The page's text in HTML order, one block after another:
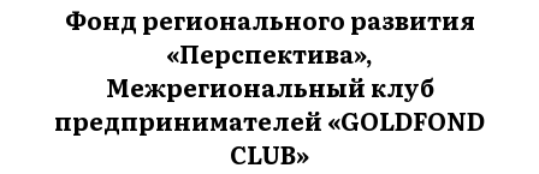
Фонд регионального развития
«Перспектива»,
Межрегиональный клуб
предпринимателей «GOLDFOND
CLUB»